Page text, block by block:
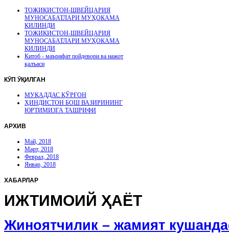
ТОЖИКИСТОН-ШВЕЙЦАРИЯ
МУНОСАБАТЛАРИ МУҲОКАМА
ҚИЛИНДИ
ТОЖИКИСТОН-ШВЕЙЦАРИЯ
МУНОСАБАТЛАРИ МУҲОКАМА
ҚИЛИНДИ
Китоб - маърифат пойдевори ва нажот
қалъаси
КӮП ӮҚИЛГАН
МУҚАДДАС ҚЎРҒОН
ҲИНДИСТОН БОШ ВАЗИРИНИНГ
ЮРТИМИЗГА ТАШРИФИ
АРХИВ
Май, 2018
Март, 2018
Феврал, 2018
Январ, 2018
ХАБАРЛАР
ИЖТИМОИЙ ҲАЁТ
Жиноятчилик – жамият